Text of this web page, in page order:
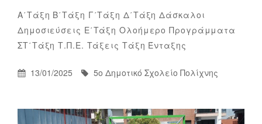
Categories
Α΄τάξη Β΄τάξη Γ΄τάξη Δ΄τάξη Δάσκαλοι
Δημοσιεύσεις Ε΄τάξη Ολοήμερο Προγράμματα
ΣΤ΄τάξη Τ.Π.Ε. Τάξεις Τάξη ΈνταξηςBy
5ο
Δημοτικό
Πολίχνης
Posted
13/01/2025 By
5ο Δημοτικό Σχολείο Πολίχνης